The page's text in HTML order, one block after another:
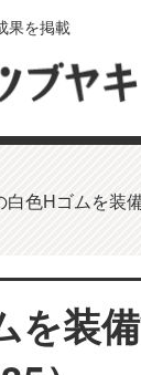
果を掲載
白色Hゴムを装
を装